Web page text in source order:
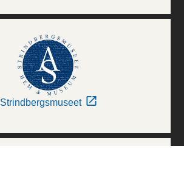
Strindbergsmuseet